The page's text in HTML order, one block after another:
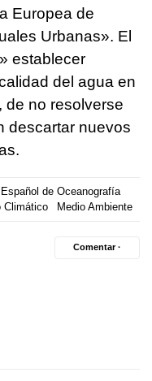
Europea de
Urbanas». El
establecer
del agua en
de no resolverse
descartar nuevos
de Oceanografía
Climático
Medio Ambiente
Comentar ·